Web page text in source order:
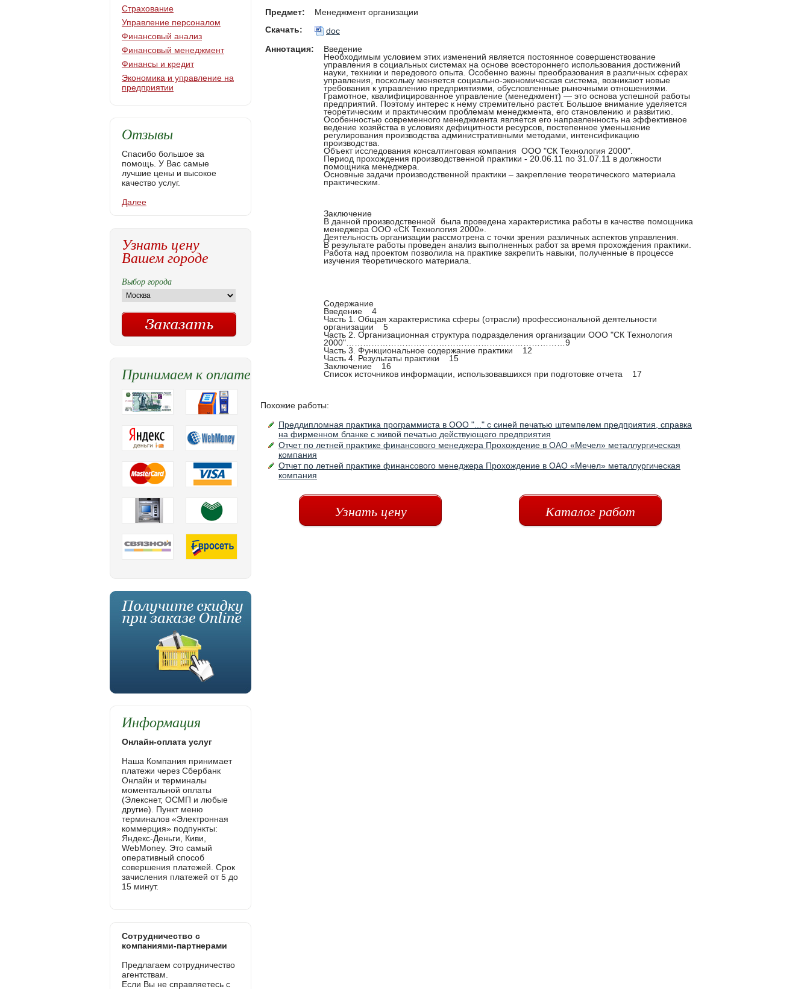
Предмет:
Менеджмент организации
Скачать:
doc
Аннотация:
Введение
Необходимым условием этих изменений является постоянное совершенствование
управления в социальных системах на основе всестороннего использования достижений
науки, техники и передового опыта. Особенно важны преобразования в различных сферах
управления, поскольку меняется социально-экономическая система, возникают новые
требования к управлению предприятиями, обусловленные рыночными отношениями.
Грамотное, квалифицированное управление (менеджмент) — это основа успешной работы
предприятий. Поэтому интерес к нему стремительно растет. Большое внимание уделяется
теоретическим и практическим проблемам менеджмента, его становлению и развитию.
Особенностью современного менеджмента является его направленность на эффективное
ведение хозяйства в условиях дефицитности ресурсов, постепенное уменьшение
регулирования производства административными методами, интенсификацию
производства.
Объект исследования консалтинговая компания ООО "СК Технология 2000".
Период прохождения производственной практики - 20.06.11 по 31.07.11 в должности
помощника менеджера.
Основные задачи производственной практики – закрепление теоретического материала
практическим.
Заключение
В данной производственной была проведена характеристика работы в качестве помощника
менеджера ООО «СК Технология 2000».
Деятельность организации рассмотрена с точки зрения различных аспектов управления.
В результате работы проведен анализ выполненных работ за время прохождения практики.
Работа над проектом позволила на практике закрепить навыки, полученные в процессе
изучения теоретического материала.
Содержание
Введение 4
Часть 1. Общая характеристика сферы (отрасли) профессиональной деятельности
организации 5
Часть 2. Организационная структура подразделения организации ООО "СК Технология
2000"……………………………………………………………………9
Часть 3. Функциональное содержание практики 12
Часть 4. Результаты практики 15
Заключение 16
Список источников информации, использовавшихся при подготовке отчета 17
Похожие работы:
Преддипломная практика программиста в ООО "..." с синей печатью штемпелем предприятия, справка
на фирменном бланке с живой печатью действующего предприятия
Отчет по летней практике финансового менеджера Прохождение в ОАО «Мечел» металлургическая
компания
Отчет по летней практике финансового менеджера Прохождение в ОАО «Мечел» металлургическая
компания
Узнать цену Каталог работ
Страхование
Управление персоналом
Финансовый анализ
Финансовый менеджмент
Финансы и кредит
Экономика и управление на
предприятии
Отзывы
Спасибо большое за
помощь. У Вас самые
лучшие цены и высокое
качество услуг.
Далее
Узнать цену
Вашем городе
Выбор города
Принимаем к оплате
Информация
Онлайн-оплата услуг
Наша Компания принимает
платежи через Сбербанк
Онлайн и терминалы
моментальной оплаты
(Элекснет, ОСМП и любые
другие). Пункт меню
терминалов «Электронная
коммерция» подпункты:
Яндекс-Деньги, Киви,
WebMoney. Это самый
оперативный способ
совершения платежей. Срок
зачисления платежей от 5 до
15 минут.
Сотрудничество с
компаниями-партнерами
Предлагаем сотрудничество
агентствам.
Если Вы не справляетесь с